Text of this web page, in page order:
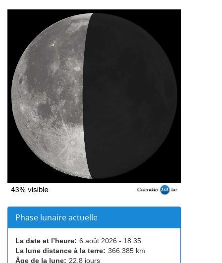
Phase lunaire actuelle
La date et l’heure: 6 août 2026 - 18:35
La lune distance à la terre: 366.385 km
Âge de la lune: 22,8 jours